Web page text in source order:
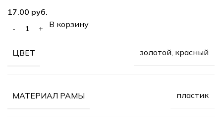
руб.
В корзину
ЦВЕТ золотой, красный
МАТЕРИАЛ РАМЫ пластик